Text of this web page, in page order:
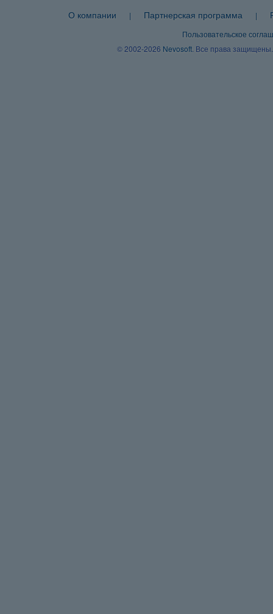
О компании | Партнерская программа |
Пользовательское
© 2002-2026 Nevosoft . Все права защищены